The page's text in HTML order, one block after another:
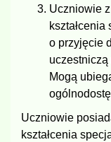
Uczniowie
o przyjęcie
Mogą
Uczniowie
kształcenia